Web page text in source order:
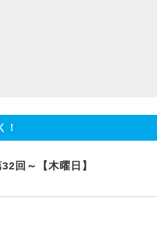
！
回～【木曜日】